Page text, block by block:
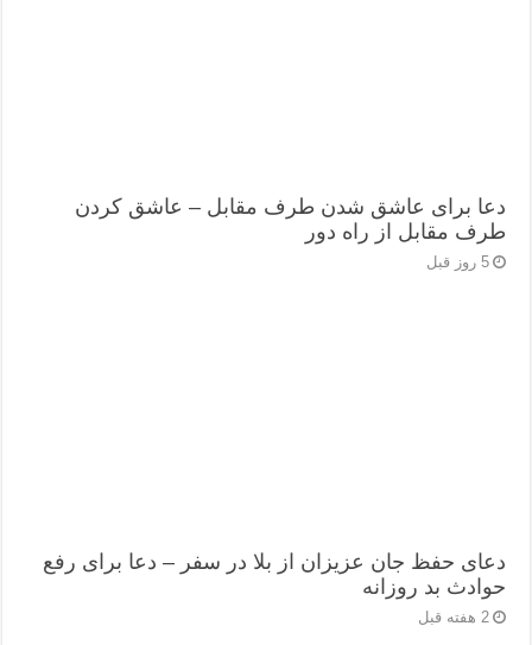
دعا برای عاشق شدن طرف مقابل – عاشق کردن
طرف مقابل از راه دور
5 روز قبل
دعای حفظ جان عزیزان از بلا در سفر – دعا برای رفع
حوادث بد روزانه
2 هفته قبل